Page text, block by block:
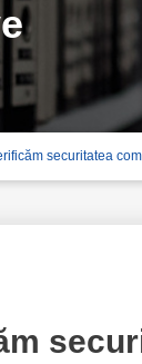
securitatea